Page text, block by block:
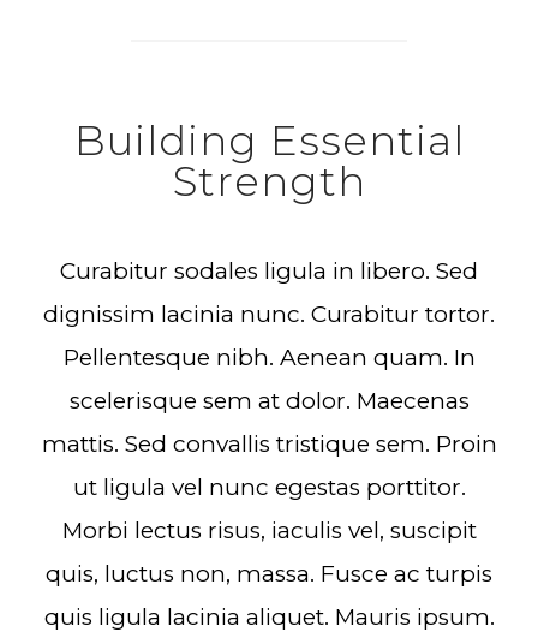
Building Essential
Strength
Curabitur sodales ligula in libero. Sed
dignissim lacinia nunc. Curabitur tortor.
Pellentesque nibh. Aenean quam. In
scelerisque sem at dolor. Maecenas
mattis. Sed convallis tristique sem. Proin
ut ligula vel nunc egestas porttitor.
Morbi lectus risus, iaculis vel, suscipit
quis, luctus non, massa. Fusce ac turpis
quis ligula lacinia aliquet. Mauris ipsum.